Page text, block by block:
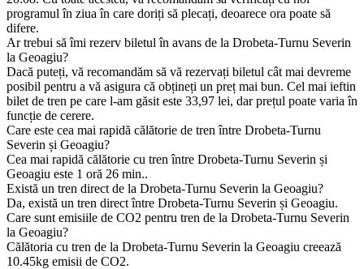
programul în ziua în care doriți să plecați, deoarece ora poate să
difere.
Ar trebui să îmi rezerv biletul în avans de la Drobeta-Turnu Severin
la Geoagiu?
Dacă puteți, vă recomandăm să vă rezervați biletul cât mai devreme
posibil pentru a vă asigura că obțineți un preț mai bun. Cel mai ieftin
bilet de tren pe care l-am găsit este 33,97 lei, dar prețul poate varia în
funcție de cerere.
Care este cea mai rapidă călătorie de tren între Drobeta-Turnu
Severin și Geoagiu?
Cea mai rapidă călătorie cu tren între Drobeta-Turnu Severin și
Geoagiu este 1 oră 26 min..
Există un tren direct de la Drobeta-Turnu Severin la Geoagiu?
Da, există un tren direct între Drobeta-Turnu Severin și Geoagiu.
Care sunt emisiile de CO2 pentru tren de la Drobeta-Turnu Severin
la Geoagiu?
Călătoria cu tren de la Drobeta-Turnu Severin la Geoagiu creează
10.45kg emisii de CO2.